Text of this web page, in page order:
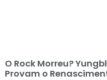
O Rock Morreu?
Provam o